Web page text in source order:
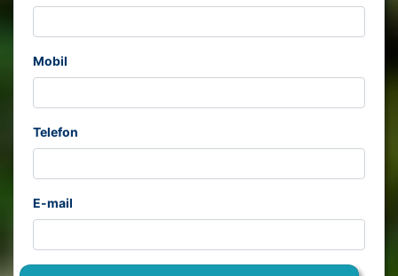
Mobil
Telefon
E-mail